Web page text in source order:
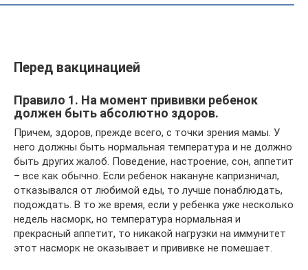
Перед вакцинацией
Правило 1. На момент прививки ребенок
должен быть абсолютно здоров.
Причем, здоров, прежде всего, с точки зрения мамы. У
него должны быть нормальная температура и не должно
быть других жалоб. Поведение, настроение, сон, аппетит
– все как обычно. Если ребенок накануне капризничал,
отказывался от любимой еды, то лучше понаблюдать,
подождать. В то же время, если у ребенка уже несколько
недель насморк, но температура нормальная и
прекрасный аппетит, то никакой нагрузки на иммунитет
этот насморк не оказывает и прививке не помешает.